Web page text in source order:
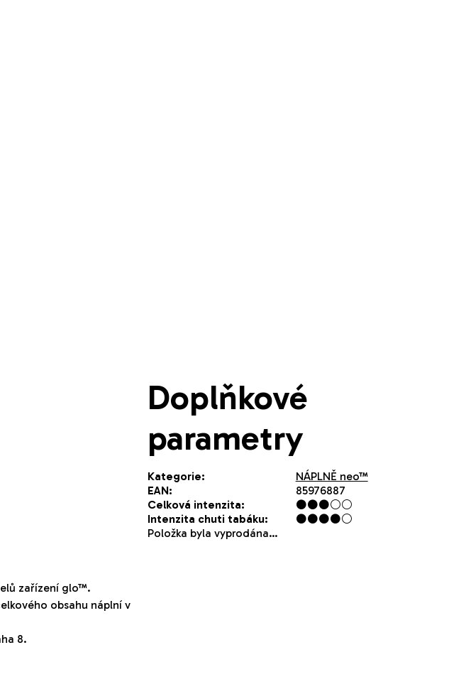
zařízení glo™.
obsahu náplní v
8.
Doplňkové
parametry
Kategorie:
NÁPLNĚ neo™
EAN:
85976887
Celková intenzita:
⚫⚫⚫⚪⚪
Intenzita chuti tabáku:
⚫⚫⚫⚫⚪
Položka byla vyprodána…